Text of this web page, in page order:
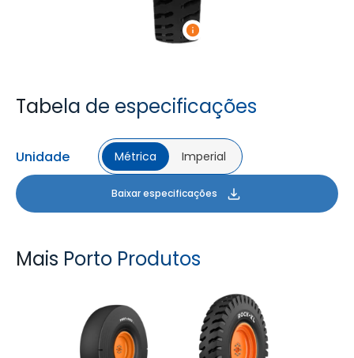
Tabela de especificações
Unidade Métrica Imperial
Baixar especificações
Mais Porto Produtos